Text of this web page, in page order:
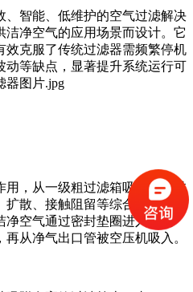
、智能、低维护的空气过滤解决
净空气的应用场景而设计。它
效克服了传统过滤器需频繁停机
动等缺点，显著提升系统运行可
用，从一级粗过滤箱吸入，经过
散、接触阻留等综合作用，尘
空气通过密封垫圈进入文氏
从净气出口管被空压机吸入。